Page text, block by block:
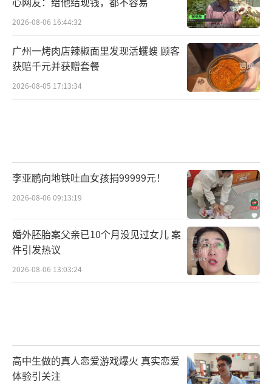
2026-08-06 16:44:32
广州一烤肉店辣椒面里发现活蠼螋 顾客
获赔千元并获赠套餐
2026-08-05 17:13:34
李亚鹏向地铁吐血女孩捐99999元！
2026-08-06 09:13:19
婚外胚胎案父亲已10个月没见过女儿 案
件引发热议
2026-08-06 13:03:24
高中生做的真人恋爱游戏爆火 真实恋爱
体验引关注